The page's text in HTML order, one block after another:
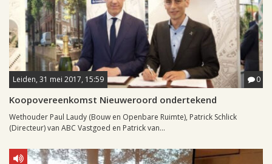
Leiden, 31 mei 2017, 15:59 0
Koopovereenkomst Nieuweroord ondertekend
Wethouder Paul Laudy (Bouw en Openbare Ruimte), Patrick Schlick
(Directeur) van ABC Vastgoed en Patrick van...